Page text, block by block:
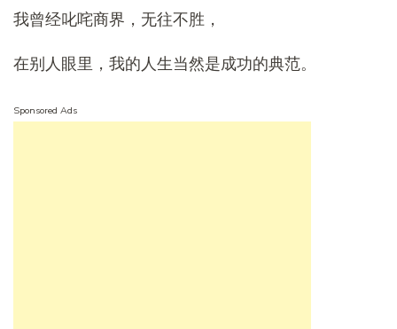
我曾经叱咤商界，无往不胜，
在别人眼里，我的人生当然是成功的典范。
Sponsored Ads